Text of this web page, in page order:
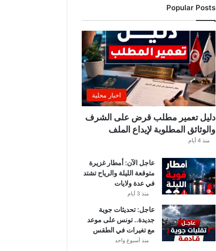
ب
ة
.
ا
ل
غ
ن
و
ش
ي
ك
ا
ل
ت
ف
ا
ص
ي
ل
Popular Posts
اخبار محلية
دليل تعمير مطلب قرض على الشرف
والوثائق المطلوبة لإيداع الملف
منذ 4 أيام
عاجل الآن: أمطار غزيرة
متوقعة الليلة والرياح تشتد
في عدة ولايات
منذ 3 أيام
عاجل: تحديثات جوية
جديدة.. تونس على موعد
مع تغيرات في الطقس
منذ أسبوع واحد